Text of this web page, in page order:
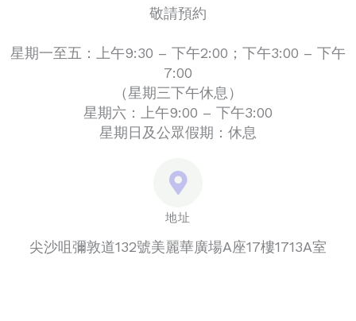
敬請預約
星期一至五：上午9:30 – 下午2:00；下午3:00 – 下午
7:00
（星期三下午休息）
星期六：上午9:00 – 下午3:00
星期日及公眾假期：休息
地址
尖沙咀彌敦道132號美麗華廣場A座17樓1713A室